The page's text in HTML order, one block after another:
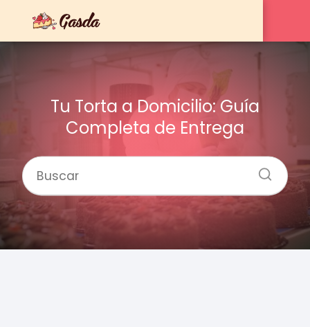
Tu Torta a Domicilio: Guía
Completa de Entrega